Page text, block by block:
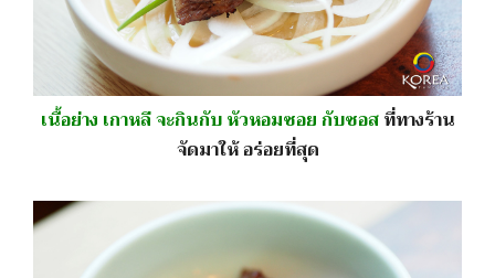
เนื้อย่าง เกาหลี จะกินกับ หัวหอมซอย กับซอสที่ทางร้าน
จัดมาให้ อร่อยที่สุด